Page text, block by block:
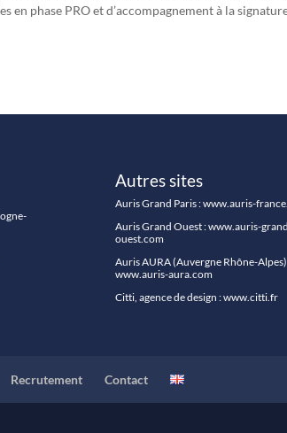
phase PRO et d’accompagnement à la
Autres sites
Auris Grand Paris :www.auris-
Auris Grand Ouest :www.auris-
ouest.com
Auris AURA (Auvergne Rhône-
www.auris-aura.com
Citti, agence de design :www.citti.fr
Recrutement Contact